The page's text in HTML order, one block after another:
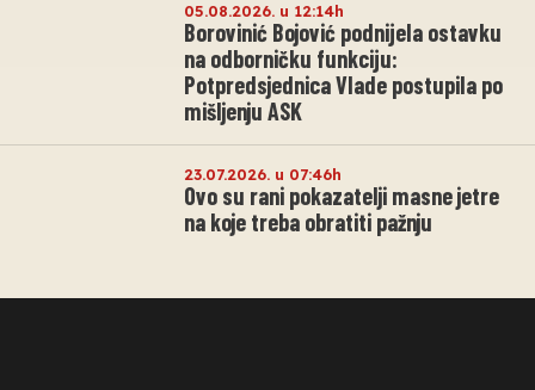
05.08.2026. u 12:14h
Borovinić Bojović podnijela ostavku
na odborničku funkciju:
Potpredsjednica Vlade postupila po
mišljenju ASK
23.07.2026. u 07:46h
Ovo su rani pokazatelji masne jetre
na koje treba obratiti pažnju